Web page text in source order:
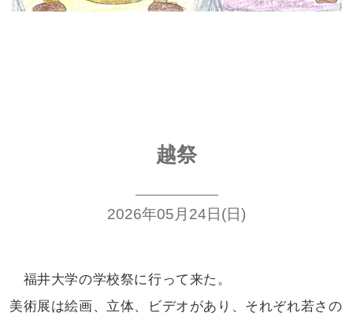
越祭
2026年05月24日(日)
福井大学の学校祭に行って来た。
美術展は絵画、立体、ビデオがあり、 それぞれ若さの